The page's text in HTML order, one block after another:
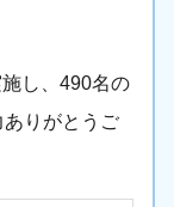
し、490名の
りがとうご